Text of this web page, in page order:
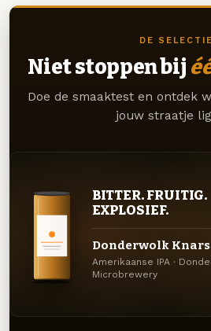
DE SELECTIE
Niet stoppen bij
Doe de smaaktest en ontdek
jouw straatje
BITTER. FRUITIG.
EXPLOSIEF.
Donderwolk
Amerikaanse IPA ·
Microbrewery